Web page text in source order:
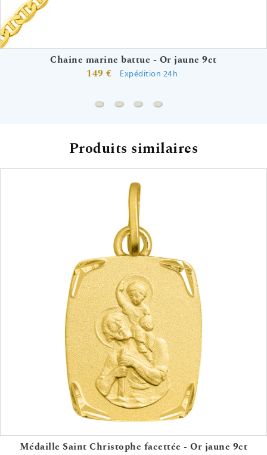
Chaine marine battue - Or jaune 9ct
149 €
Expédition 24h
Produits similaires
Médaille Saint Christophe facettée - Or jaune 9ct